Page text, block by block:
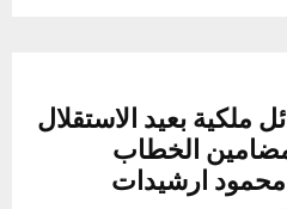
بعيد الاستقلال
مضامين الخطاب
ارشيدات